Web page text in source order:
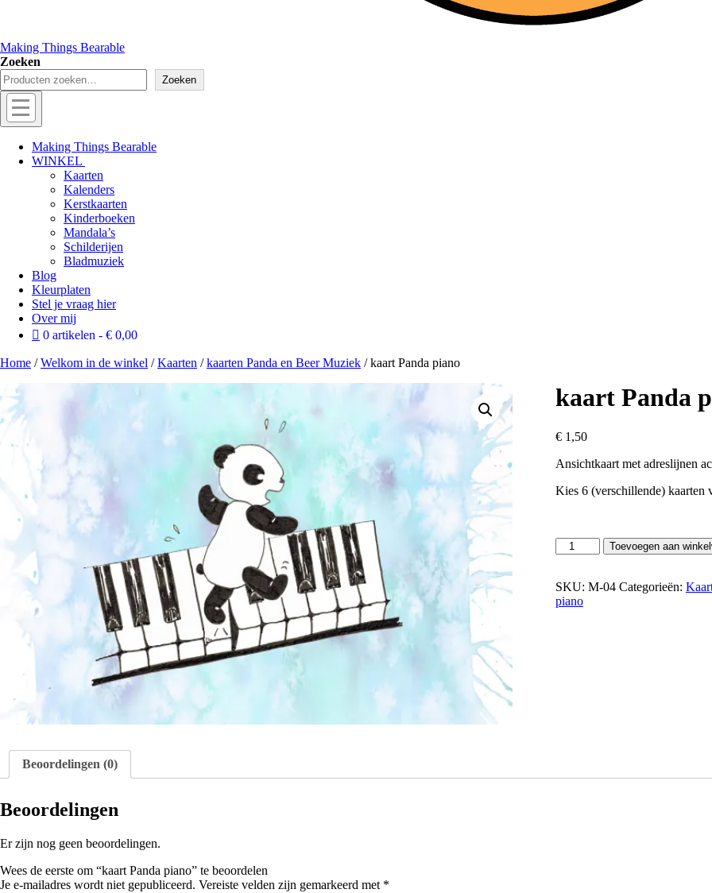
Making Things Bearable
Zoeken
Zoeken
Menu
Off
canvas
Making Things Bearable
WINKEL
Kaarten
Kalenders
Kerstkaarten
Kinderboeken
Mandala’s
Schilderijen
Bladmuziek
Blog
Kleurplaten
Stel je vraag hier
Over mij
0 artikelen
€ 0,00
Home /Welkom in de winkel /Kaarten /kaarten Panda en Beer Muziek / kaart Panda piano
kaart Panda
€1,50
Ansichtkaart met adreslijnen
Kies 6 (verschillende) kaarten
kaart
Panda
aantal
Toevoegen aan
SKU: M-04 Categorieën:
piano
Beoordelingen (0)
Beoordelingen
Er zijn nog geen beoordelingen.
Wees de eerste om “kaart Panda piano” te beoordelen
Je e-mailadres wordt niet gepubliceerd. Vereiste velden zijn gemarkeerd met *